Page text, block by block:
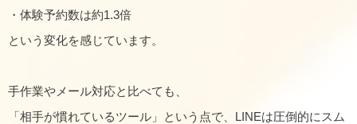
・体験予約数は約1.3倍
という変化を感じています。
手作業やメール対応と比べても、
「相手が慣れているツール」という点で、LINEは圧倒的にスム